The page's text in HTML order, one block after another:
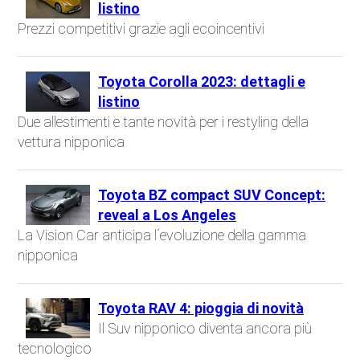
listino
Prezzi competitivi grazie agli ecoincentivi
Toyota Corolla 2023: dettagli e
listino
Due allestimenti e tante novità per i restyling della
vettura nipponica
Toyota BZ compact SUV Concept:
reveal a Los Angeles
La Vision Car anticipa l´evoluzione della gamma
nipponica
Toyota RAV 4: pioggia di novità
Il Suv nipponico diventa ancora più
tecnologico